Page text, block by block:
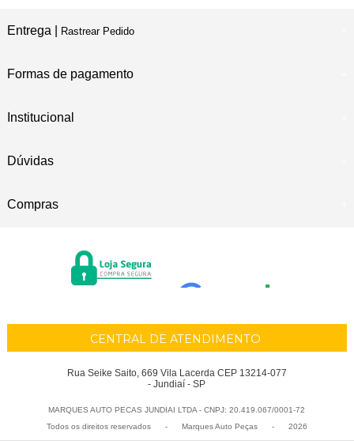
Entrega | Rastrear Pedido
Formas de pagamento
Institucional
Dúvidas
Compras
CENTRAL DE ATENDIMENTO
Rua Seike Saito, 669 Vila Lacerda CEP 13214-077
- Jundiaí - SP
MARQUES AUTO PECAS JUNDIAI LTDA - CNPJ: 20.419.067/0001-72
Todos os direitos reservados
- Marques Auto Peças - 2026